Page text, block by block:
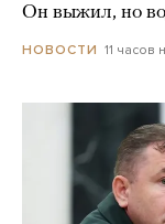
Он выжил, но
НОВОСТИ 11 часов